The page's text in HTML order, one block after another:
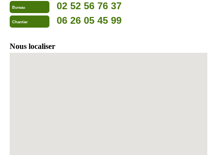
Bureau 02 52 56 76 37
Chantier 06 26 05 45 99
Nous localiser